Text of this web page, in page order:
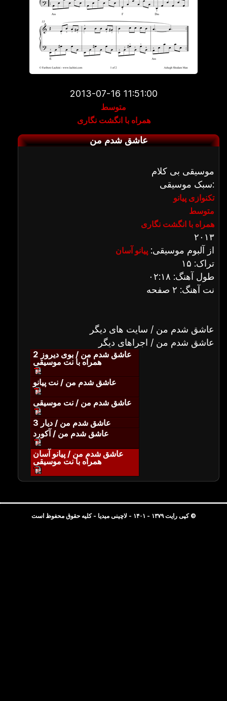
2013-07-16 11:51:00
متوسط
همراه با انگشت نگاری
عاشق شدم من
موسیقی بی کلام
سبک موسیقی:
تکنوازی پیانو
متوسط
همراه با انگشت نگاری
۲۰۱۳
از آلبوم موسیقی: پیانو آسان
تراک: ۱۵
طول آهنگ: ۰۲:۱۸
نت آهنگ: ۲ صفحه
عاشق شدم من / سایت های دیگر
عاشق شدم من / اجراهای دیگر
عاشق شدم من / بوی دیروز 2
همراه با نت موسیقی
عاشق شدم من / نت پیانو
عاشق شدم من / نت موسیقی
عاشق شدم من / دیار 3
عاشق شدم من / آکورد
عاشق شدم من / پیانو آسان
همراه با نت موسیقی
© کپی رایت ۱۳۷۹ - ۱۴۰۱ - لاچینی میدیا - کلیه حقوق محفوظ است